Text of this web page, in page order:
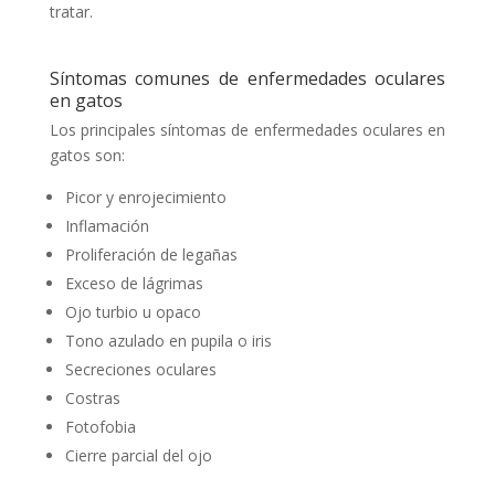
tratar.
Síntomas comunes de enfermedades oculares
en gatos
Los principales síntomas de enfermedades oculares en
gatos son:
Picor y enrojecimiento
Inflamación
Proliferación de legañas
Exceso de lágrimas
Ojo turbio u opaco
Tono azulado en pupila o iris
Secreciones oculares
Costras
Fotofobia
Cierre parcial del ojo